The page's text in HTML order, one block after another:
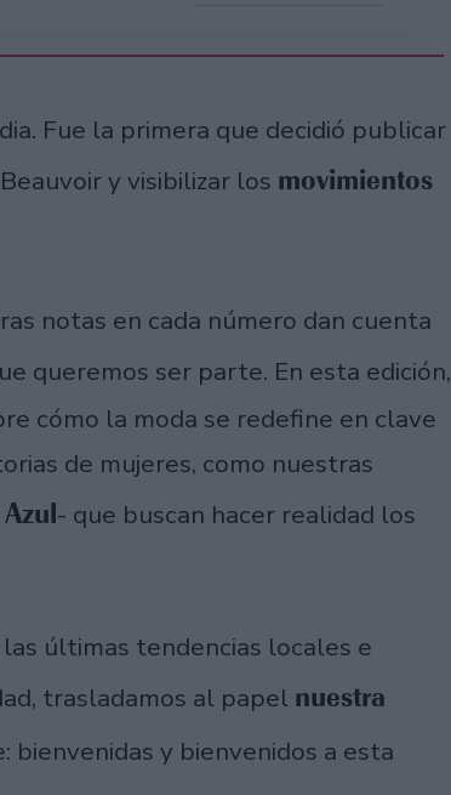
Fue la primera que decidió publicar
y visibilizar los movimientos
notas en cada número dan cuenta
queremos ser parte. En esta edición,
cómo la moda se redefine en clave
de mujeres, como nuestras
- que buscan hacer realidad los
últimas tendencias locales e
trasladamos al papel nuestra
bienvenidas y bienvenidos a esta